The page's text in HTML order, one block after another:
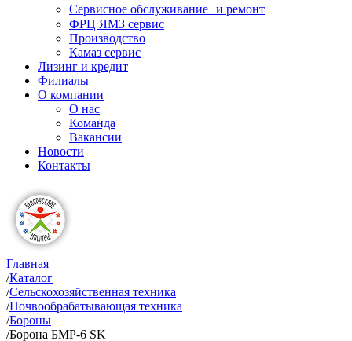
Сервисное обслуживание и ремонт
ФРЦ ЯМЗ сервис
Производство
Камаз сервис
Лизинг и кредит
Филиалы
О компании
О нас
Команда
Вакансии
Новости
Контакты
Главная
/Каталог
/Сельскохозяйственная техника
/Почвообрабатывающая техника
/Бороны
/Борона БМР-6 SK